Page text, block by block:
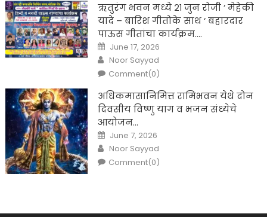
ऋतुरंग भवन मध्ये २१ जुन रोजी ‘ मेहेकी
यादे – बारिश गीतोके साथ ‘ बहारदार
पाऊस गीतांचा कार्यक्रम….
Posted
on
June 17, 2026
Author
Noor Sayyad
Comment(0)
अधिकमासानिमित्त रामिभवन येथे दोन
दिवसीय विष्णु याग व भजन संध्येचे
आयोजन…
Posted
on
June 7, 2026
Author
Noor Sayyad
Comment(0)